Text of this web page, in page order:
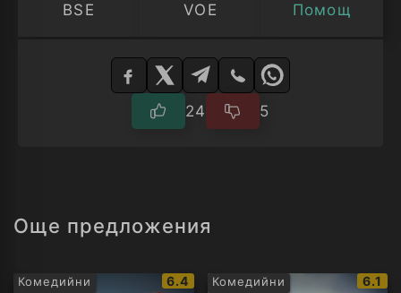
BSE VOE Помощ
Изберете
24 5
Още предложения
Комедийни
IMDb
6.4 Комедийни
IMDb
6.1